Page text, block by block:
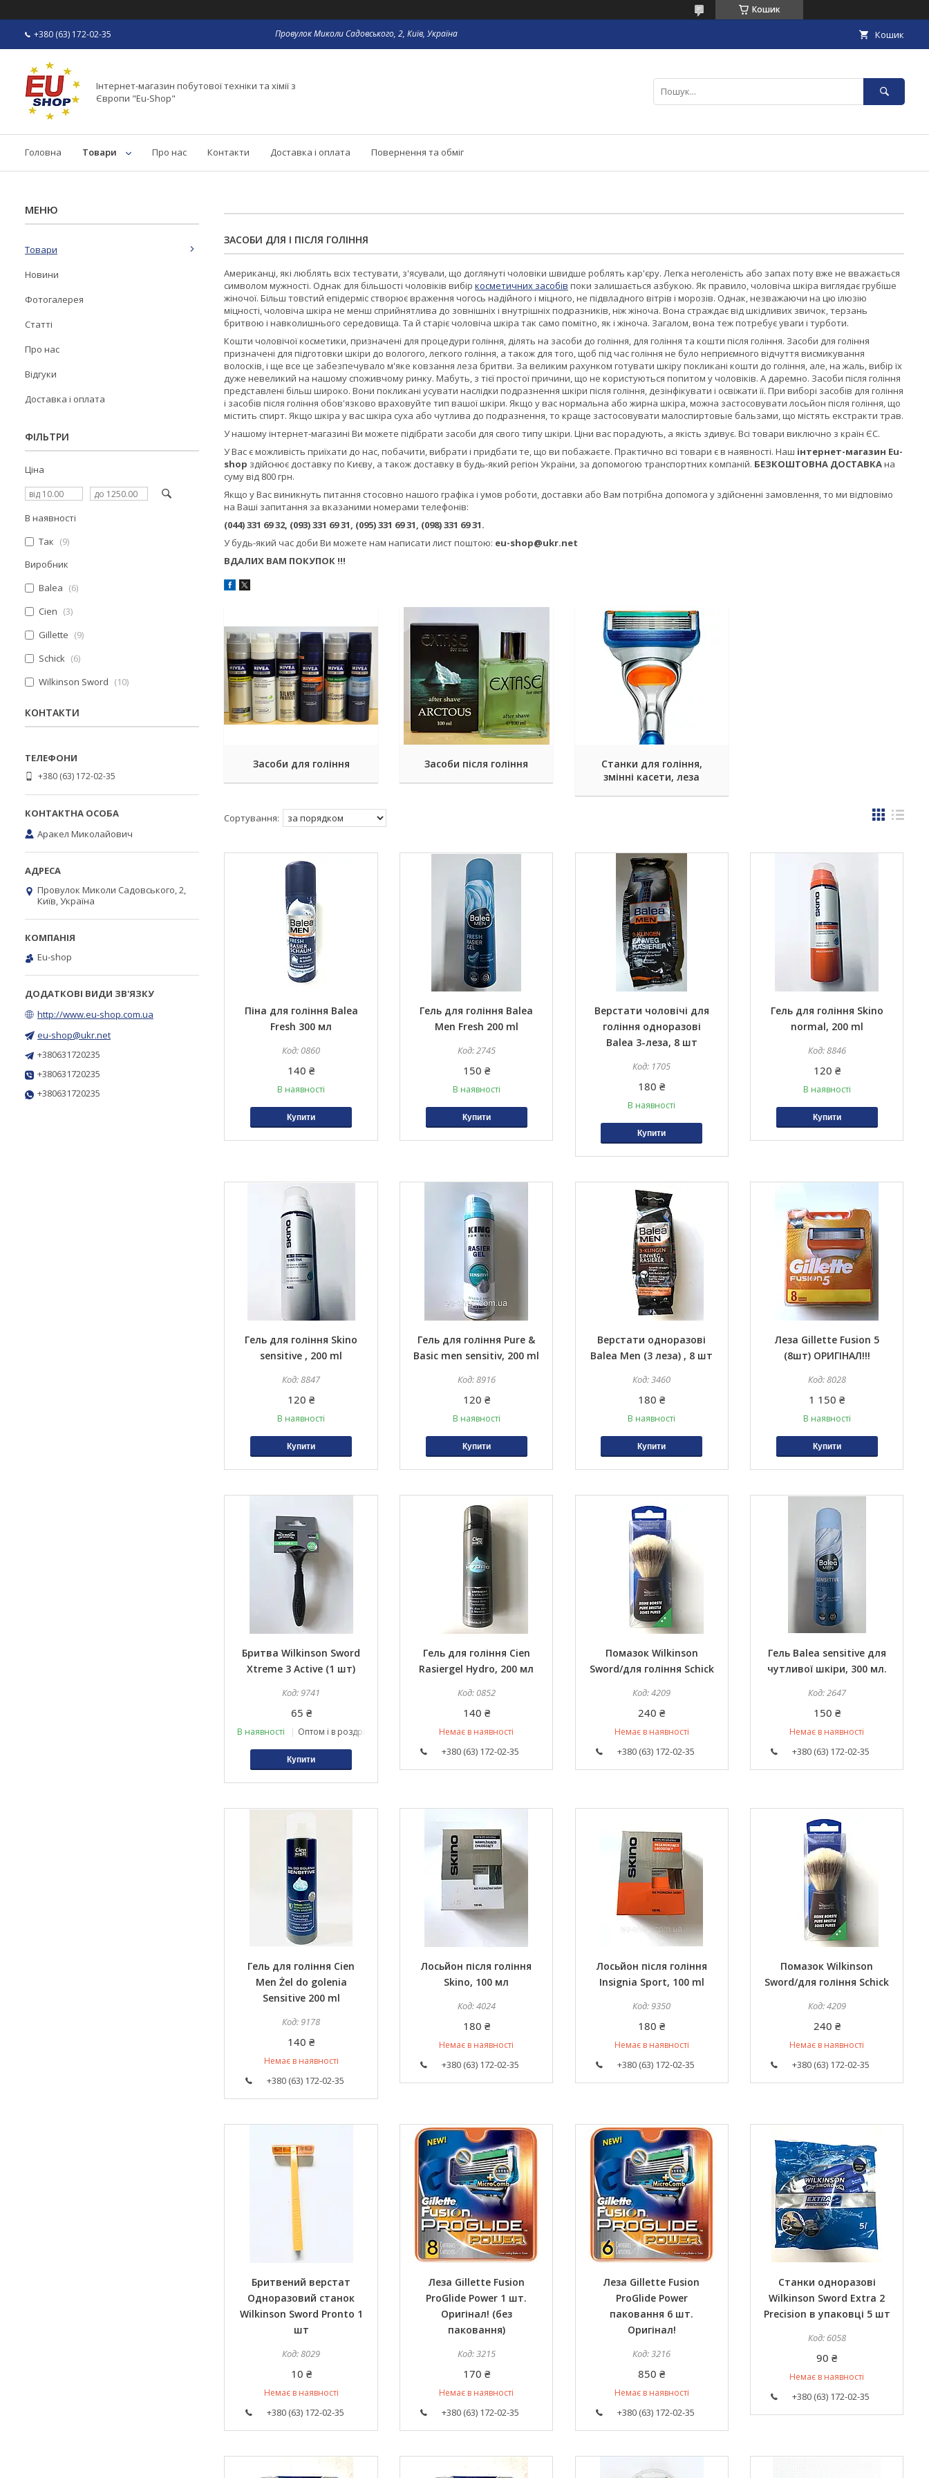
Кошик
+380 (63) 172-02-35 Провулок Миколи Садовського, 2, Київ, Україна Кошик
Інтернет-магазин побутової техніки та хімії з
Європи "Eu-Shop"
Головна Товари Про нас Контакти Доставка і оплата Повернення та обміг
ЗАСОБИ ДЛЯ І ПІСЛЯ ГОЛІННЯ
Американці, які люблять всіх тестувати, з'ясували, що доглянуті чоловіки швидше роблять кар'єру. Легка неголеність або запах поту вже не вважається
символом мужності. Однак для більшості чоловіків вибір косметичних засобів поки залишається азбукою. Як правило, чоловіча шкіра виглядає грубіше
жіночої. Більш товстий епідерміс створює враження чогось надійного і міцного, не підвладного вітрів і морозів. Однак, незважаючи на цю ілюзію
міцності, чоловіча шкіра не менш сприйнятлива до зовнішніх і внутрішніх подразників, ніж жіноча. Вона страждає від шкідливих звичок, терзань
бритвою і навколишнього середовища. Та й старіє чоловіча шкіра так само помітно, як і жіноча. Загалом, вона теж потребує уваги і турботи.
Кошти чоловічої косметики, призначені для процедури гоління, ділять на засоби до гоління, для гоління та кошти після гоління. Засоби для гоління
призначені для підготовки шкіри до вологого, легкого гоління, а також для того, щоб під час гоління не було неприємного відчуття висмикування
волосків, і ще все це забезпечувало м'яке ковзання леза бритви. За великим рахунком готувати шкіру покликані кошти до гоління, але, на жаль, вибір їх
дуже невеликий на нашому споживчому ринку. Мабуть, з тієї простої причини, що не користуються попитом у чоловіків. А даремно. Засоби після гоління
представлені більш широко. Вони покликані усувати наслідки подразнення шкіри після гоління, дезінфікувати і освіжати її. При виборі засобів для гоління
і засобів після гоління обов'язково враховуйте тип вашої шкіри. Якщо у вас нормальна або жирна шкіра, можна застосовувати лосьйон після гоління, що
містить спирт. Якщо шкіра у вас шкіра суха або чутлива до подразнення, то краще застосовувати малоспиртовые бальзами, що містять екстракти трав.
У нашому інтернет-магазині Ви можете підібрати засоби для свого типу шкіри. Ціни вас порадують, а якість здивує. Всі товари виключно з країн ЄС.
У Вас є можливість приїхати до нас, побачити, вибрати і придбати те, що ви побажаєте. Практично всі товари є в наявності. Наш інтернет-магазин Eu-
shop здійснює доставку по Києву, а також доставку в будь-який регіон України, за допомогою транспортних компаній. БЕЗКОШТОВНА ДОСТАВКАна
суму від 800 грн.
Якщо у Вас виникнуть питання стосовно нашого графіка і умов роботи, доставки або Вам потрібна допомога у здійсненні замовлення, то ми відповімо
на Ваші запитання за вказаними номерами телефонів:
(044) 331 69 32, (093) 331 69 31, (095) 331 69 31, (098) 331 69 31.
У будь-який час доби Ви можете нам написати лист поштою: eu-shop@ukr.net
ВДАЛИХ ВАМ ПОКУПОК !!!
Засоби для гоління Засоби після гоління
Станки для гоління,
змінні касети, леза
Піна для гоління Balea
Fresh 300 мл
0860
140 ₴
В наявності
Купити
Гель для гоління Balea
Men Fresh 200 ml
2745
150 ₴
В наявності
Купити
Верстати чоловічі для
гоління одноразові
Balea 3-леза, 8 шт
1705
180 ₴
В наявності
Купити
Гель для гоління Skino
normal, 200 ml
8846
120 ₴
В наявності
Купити
Гель для гоління Skino
sensitive , 200 ml
8847
120 ₴
В наявності
Купити
Гель для гоління Pure &
Basic men sensitiv, 200 ml
8916
120 ₴
В наявності
Купити
Верстати одноразові
Balea Men (3 леза) , 8 шт
3460
180 ₴
В наявності
Купити
Леза Gillette Fusion 5
(8шт) ОРИГІНАЛ!!!
8028
1 150 ₴
В наявності
Купити
Бритва Wilkinson Sword
Xtreme 3 Active (1 шт)
9741
65 ₴
В наявності Оптом і в роздріб
Купити
Гель для гоління Cien
Rasiergel Hydro, 200 мл
0852
140 ₴
Немає в наявності
+380 (63) 172-02-35
Помазок Wilkinson
Sword/для гоління Schick
4209
240 ₴
Немає в наявності
+380 (63) 172-02-35
Гель Balea sensitive для
чутливої шкіри, 300 мл.
2647
150 ₴
Немає в наявності
+380 (63) 172-02-35
Гель для гоління Cien
Men Żel do golenia
Sensitive 200 ml
9178
140 ₴
Немає в наявності
+380 (63) 172-02-35
Лосьйон після гоління
Skino, 100 мл
4024
180 ₴
Немає в наявності
+380 (63) 172-02-35
Лосьйон після гоління
Insignia Sport, 100 ml
9350
180 ₴
Немає в наявності
+380 (63) 172-02-35
Помазок Wilkinson
Sword/для гоління Schick
4209
240 ₴
Немає в наявності
+380 (63) 172-02-35
Бритвений верстат
Одноразовий станок
Wilkinson Sword Pronto 1
шт
8029
10 ₴
Немає в наявності
+380 (63) 172-02-35
Леза Gillette Fusion
ProGlide Power 1 шт.
Оригінал! (без
паковання)
3215
170 ₴
Немає в наявності
+380 (63) 172-02-35
Леза Gillette Fusion
ProGlide Power
паковання 6 шт.
Оригінал!
3216
850 ₴
Немає в наявності
+380 (63) 172-02-35
Станки одноразові
Wilkinson Sword Extra 2
Precision в упаковці 5 шт
6058
90 ₴
Немає в наявності
+380 (63) 172-02-35
Товари
Новини
Фотогалерея
Статті
Про нас
Відгуки
Доставка і оплата
ФІЛЬТРИ
Ціна
В наявності
Так
9
Виробник
Balea
6
Cien
3
Gillette
9
Schick
6
Wilkinson Sword
10
КОНТАКТИ
+380 (63) 172-02-35
Аракел Миколайович
Провулок Миколи Садовського, 2,
Київ, Україна
Eu-shop
http://www.eu-shop.com.ua
eu-shop@ukr.net
+380631720235
+380631720235
+380631720235